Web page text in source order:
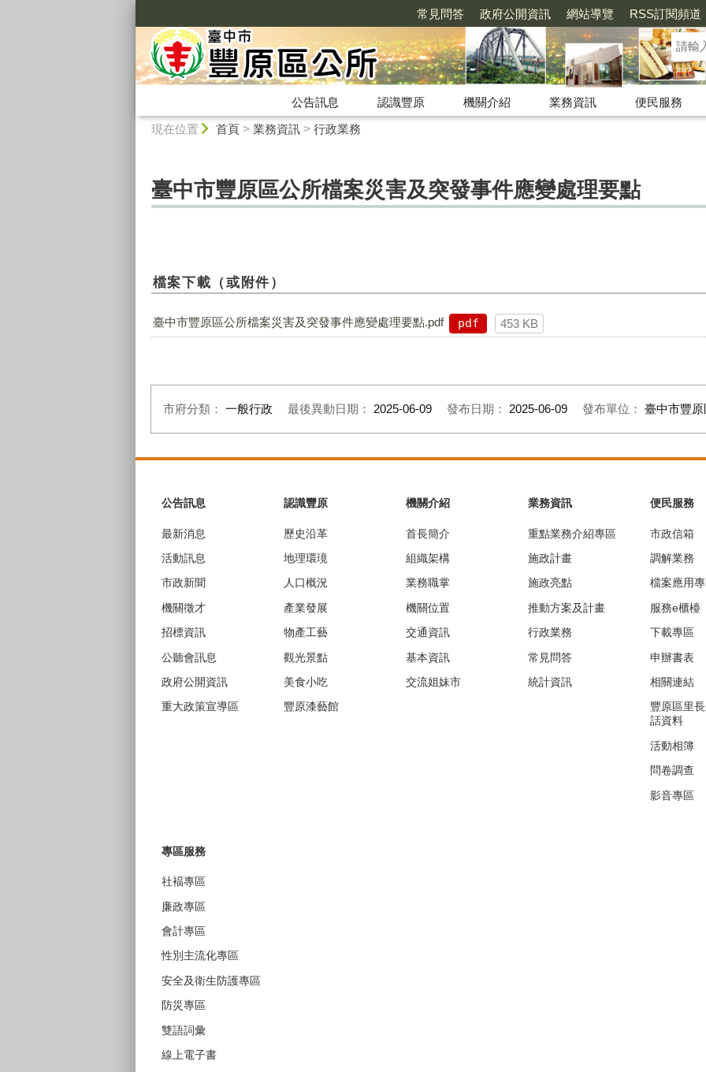
常見問答 政府公開資訊 網站導覽 RSS訂閱頻道
公告訊息 認識豐原 機關介紹 業務資訊
便民服務
現在位置 首頁> 業務資訊> 行政業務
臺中市豐原區公所檔案災害及突發事件應變處理要點
檔案下載（或附件）
臺中市豐原區公所檔案災害及突發事件應變處理要點.pdf pdf 453 KB
市府分類： 一般行政 最後異動日期： 2025-06-09 發布日期： 2025-06-09 發布單位： 臺中市豐
公告訊息
最新消息
活動訊息
市政新聞
機關徵才
招標資訊
公聽會訊息
政府公開資訊
重大政策宣導區
認識豐原
歷史沿革
地理環璄
人口概況
產業發展
物產工藝
觀光景點
美食小吃
豐原漆藝館
機關介紹
首長簡介
組織架構
業務職掌
機關位置
交通資訊
基本資訊
交流姐妹市
業務資訊
重點業務介紹專區
施政計畫
施政亮點
推動方案及計畫
行政業務
常見問答
統計資訊
便民服務
市政信箱
調解業務
檔案應用
服務e櫃檯
下載專區
申辦書表
相關連結
豐原區里
話資料
活動相簿
問卷調查
影音專區
專區服務
社褔專區
廉政專區
會計專區
性別主流化專區
安全及衛生防護專區
防災專區
雙語詞彙
線上電子書